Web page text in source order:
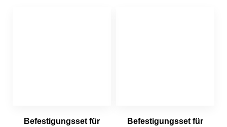
Befestigungsset für
Befestigungsset für